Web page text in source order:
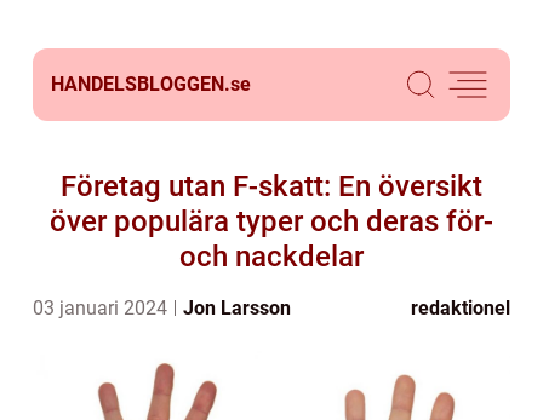
HANDELSBLOGGEN.se
Företag utan F-skatt: En översikt
över populära typer och deras för-
och nackdelar
03 januari 2024 Jon Larsson redaktionel